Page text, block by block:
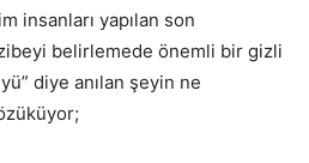
insanları yapılan son
belirlemede önemli bir gizli
diye anılan şeyin ne